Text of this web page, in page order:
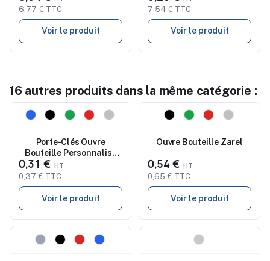
6,77 € TTC
Voir le produit
7,54 € TTC
Voir le produit
16 autres produits dans la même catégorie :
Nouveau
Porte-Clés Ouvre
Bouteille Personnalisé
Berman
0,31 €
0,37 € TTC
Voir le produit
Nouveau
Ouvre Bouteille Zarel
0,54 €
0,65 € TTC
Voir le produit
Nouveau